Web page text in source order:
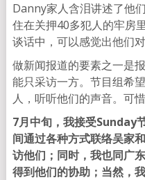
Danny家人含泪讲述了他
住在关押40多犯人的牢房
谈话中，可以感觉出他们
做新闻报道的要素之一是
能只采访一方。节目组希
人，听听他们的声音。可
7月中旬，我接受Sunday
间通过各种方式联络吴家
访他们；同时，我也同广
得到他们的协助；当然，